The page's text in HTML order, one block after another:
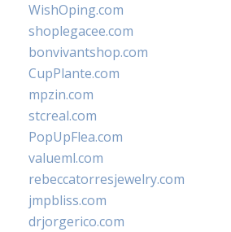
WishOping.com
shoplegacee.com
bonvivantshop.com
CupPlante.com
mpzin.com
stcreal.com
PopUpFlea.com
valueml.com
rebeccatorresjewelry.com
jmpbliss.com
drjorgerico.com